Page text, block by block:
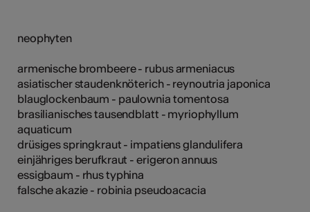
neophyten
armenische brombeere - rubus armeniacus
asiatischer staudenknöterich - reynoutria japonica
blauglockenbaum - paulownia tomentosa
brasilianisches tausendblatt - myriophyllum
aquaticum
drüsiges springkraut - impatiens glandulifera
einjähriges berufkraut - erigeron annuus
essigbaum - rhus typhina
falsche akazie - robinia pseudoacacia